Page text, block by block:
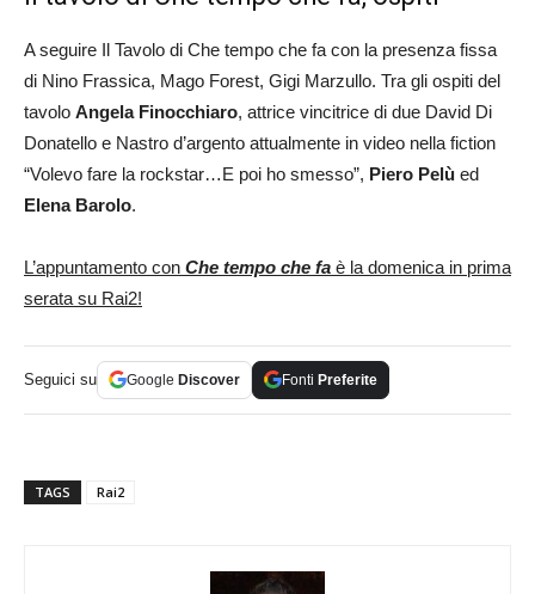
A seguire Il Tavolo di Che tempo che fa con la presenza fissa
di Nino Frassica, Mago Forest, Gigi Marzullo. Tra gli ospiti del
tavolo Angela Finocchiaro, attrice vincitrice di due David Di
Donatello e Nastro d’argento attualmente in video nella fiction
“Volevo fare la rockstar…E poi ho smesso”, Piero Pelù ed
Elena Barolo.
L’appuntamento con Che tempo che fa è la domenica in prima
serata su Rai2!
Seguici su Google Discover Fonti Preferite
TAGS Rai2